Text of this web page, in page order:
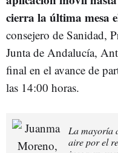
cierra la última mesa
consejero de Sanidad,
Junta de Andalucía,
final en el avance de
las 14:00 horas.
La mayoría
aire por el